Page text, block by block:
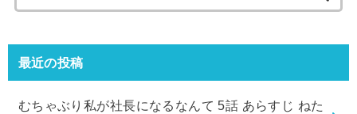
索:
最近の投稿
むちゃぶり私が社長になるなんて 5話 あらすじ ねた